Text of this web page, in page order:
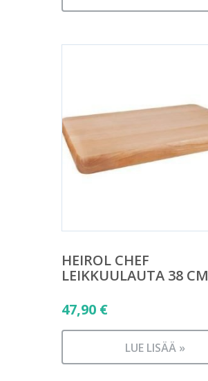
HEIROL CHEF
LEIKKUULAUTA 38 CM
47,90 €
LUE LISÄÄ »